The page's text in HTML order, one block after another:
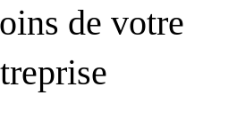
de votre